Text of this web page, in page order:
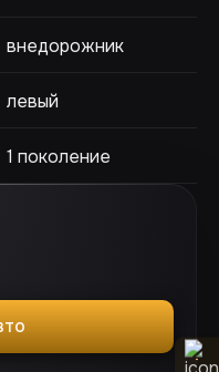
внедорожник
левый
1 поколение